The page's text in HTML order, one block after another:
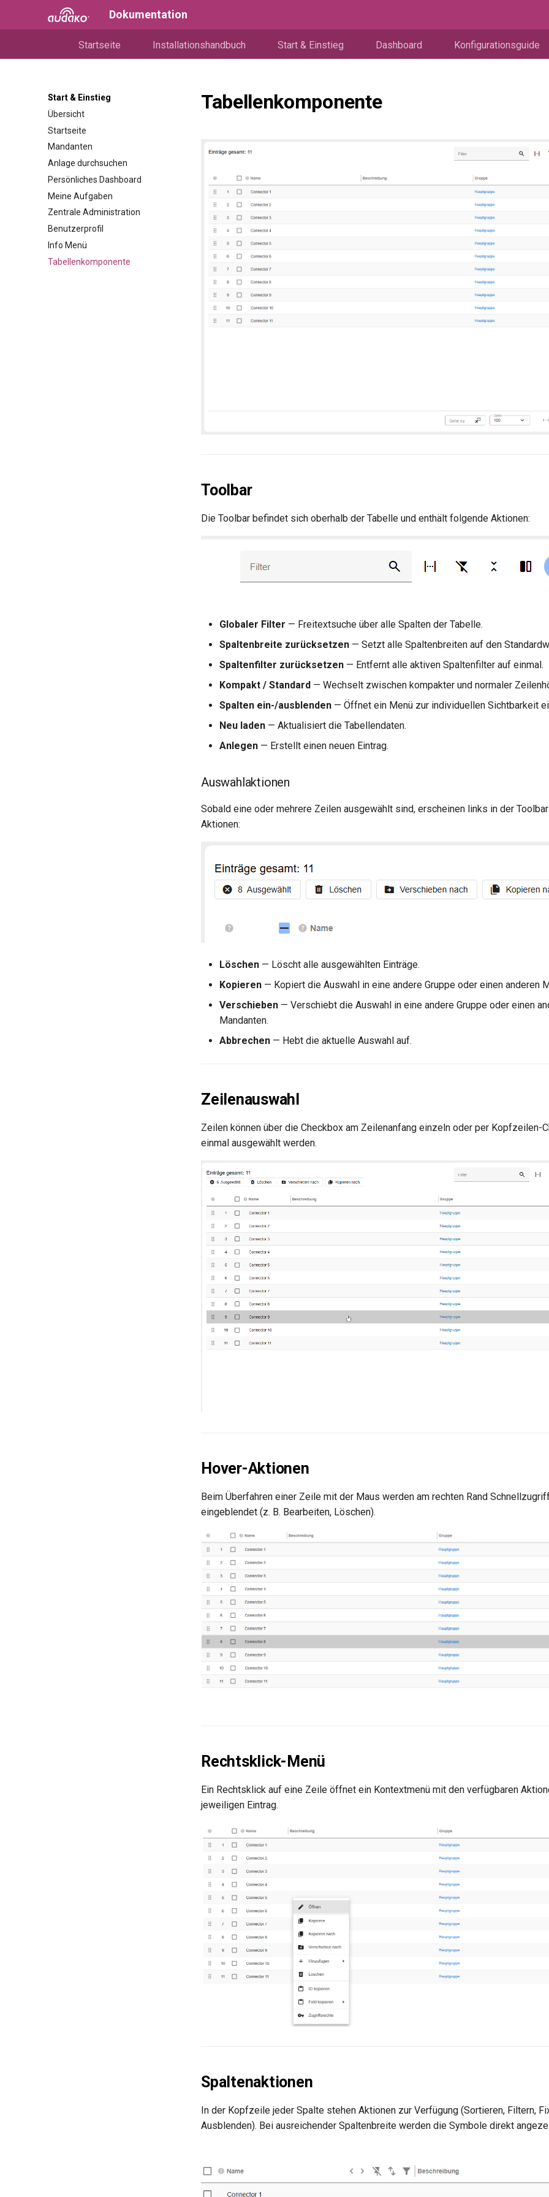
Dokumentation
Startseite Installationshandbuch Start & Einstieg Dashboard Konfigurationsguide
Start & Einstieg
Übersicht
Startseite
Mandanten
Anlage durchsuchen
Persönliches Dashboard
Meine Aufgaben
Zentrale Administration
Benutzerprofil
Info Menü
Tabellenkomponente
Tabellenkomponente
Toolbar
Die Toolbar befindet sich oberhalb der Tabelle und enthält folgende Aktionen:
Globaler Filter — Freitextsuche über alle Spalten der Tabelle.
Spaltenbreite zurücksetzen — Setzt alle Spaltenbreiten auf den
Spaltenfilter zurücksetzen — Entfernt alle aktiven Spaltenfilter auf einmal.
Kompakt / Standard — Wechselt zwischen kompakter und normaler
Spalten ein-/ausblenden — Öffnet ein Menü zur individuellen Sichtbarkeit
Neu laden — Aktualisiert die Tabellendaten.
Anlegen — Erstellt einen neuen Eintrag.
Auswahlaktionen
Sobald eine oder mehrere Zeilen ausgewählt sind, erscheinen links in der
Aktionen:
Löschen — Löscht alle ausgewählten Einträge.
Kopieren — Kopiert die Auswahl in eine andere Gruppe oder einen anderen
Verschieben — Verschiebt die Auswahl in eine andere Gruppe oder einen
Mandanten.
Abbrechen — Hebt die aktuelle Auswahl auf.
Zeilenauswahl
Zeilen können über die Checkbox am Zeilenanfang einzeln oder per Kopfzeilen-
einmal ausgewählt werden.
Hover-Aktionen
Beim Überfahren einer Zeile mit der Maus werden am rechten Rand
eingeblendet (z. B. Bearbeiten, Löschen).
Rechtsklick-Menü
Ein Rechtsklick auf eine Zeile öffnet ein Kontextmenü mit den verfügbaren
jeweiligen Eintrag.
Spaltenaktionen
In der Kopfzeile jeder Spalte stehen Aktionen zur Verfügung (Sortieren, Filtern,
Ausblenden). Bei ausreichender Spaltenbreite werden die Symbole direkt